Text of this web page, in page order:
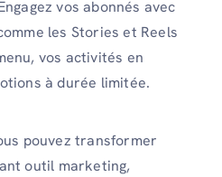
vos abonnés avec
les Stories et Reels
vos activités en
à durée limitée.
pouvez transformer
outil marketing,